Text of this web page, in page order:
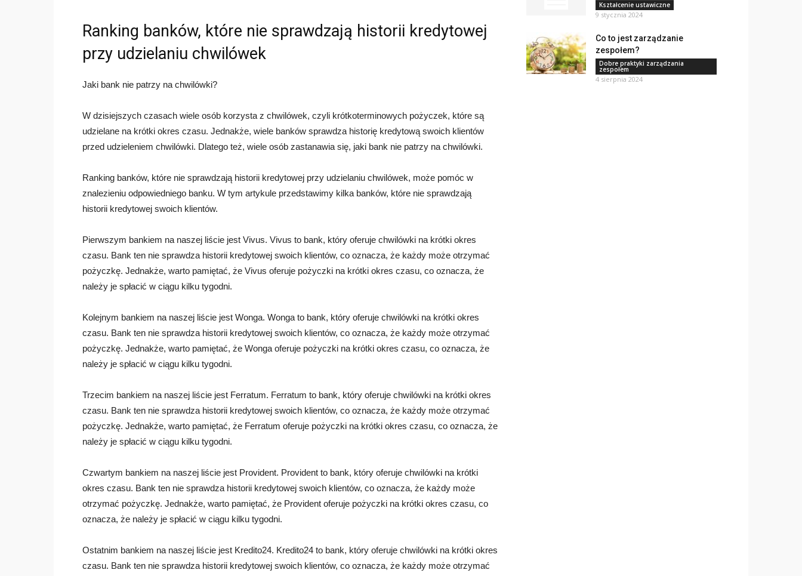
Ranking banków, które nie sprawdzają historii kredytowej
przy udzielaniu chwilówek
Jaki bank nie patrzy na chwilówki?
W dzisiejszych czasach wiele osób korzysta z chwilówek, czyli krótkoterminowych pożyczek, które są
udzielane na krótki okres czasu. Jednakże, wiele banków sprawdza historię kredytową swoich klientów
przed udzieleniem chwilówki. Dlatego też, wiele osób zastanawia się, jaki bank nie patrzy na chwilówki.
Ranking banków, które nie sprawdzają historii kredytowej przy udzielaniu chwilówek, może pomóc w
znalezieniu odpowiedniego banku. W tym artykule przedstawimy kilka banków, które nie sprawdzają
historii kredytowej swoich klientów.
Pierwszym bankiem na naszej liście jest Vivus. Vivus to bank, który oferuje chwilówki na krótki okres
czasu. Bank ten nie sprawdza historii kredytowej swoich klientów, co oznacza, że każdy może otrzymać
pożyczkę. Jednakże, warto pamiętać, że Vivus oferuje pożyczki na krótki okres czasu, co oznacza, że
należy je spłacić w ciągu kilku tygodni.
Kolejnym bankiem na naszej liście jest Wonga. Wonga to bank, który oferuje chwilówki na krótki okres
czasu. Bank ten nie sprawdza historii kredytowej swoich klientów, co oznacza, że każdy może otrzymać
pożyczkę. Jednakże, warto pamiętać, że Wonga oferuje pożyczki na krótki okres czasu, co oznacza, że
należy je spłacić w ciągu kilku tygodni.
Trzecim bankiem na naszej liście jest Ferratum. Ferratum to bank, który oferuje chwilówki na krótki okres
czasu. Bank ten nie sprawdza historii kredytowej swoich klientów, co oznacza, że każdy może otrzymać
pożyczkę. Jednakże, warto pamiętać, że Ferratum oferuje pożyczki na krótki okres czasu, co oznacza, że
należy je spłacić w ciągu kilku tygodni.
Czwartym bankiem na naszej liście jest Provident. Provident to bank, który oferuje chwilówki na krótki
okres czasu. Bank ten nie sprawdza historii kredytowej swoich klientów, co oznacza, że każdy może
otrzymać pożyczkę. Jednakże, warto pamiętać, że Provident oferuje pożyczki na krótki okres czasu, co
oznacza, że należy je spłacić w ciągu kilku tygodni.
Ostatnim bankiem na naszej liście jest Kredito24. Kredito24 to bank, który oferuje chwilówki na krótki okres
czasu. Bank ten nie sprawdza historii kredytowej swoich klientów, co oznacza, że każdy może otrzymać
Kształcenie ustawiczne
9 stycznia 2024
Co to jest zarządzanie
zespołem?
Dobre praktyki zarządzania
zespołem
4 sierpnia 2024